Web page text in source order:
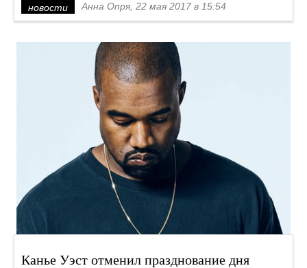
новости Анна Опря, 22 мая 2017 в 15:54
Канье Уэст отменил празднование дня